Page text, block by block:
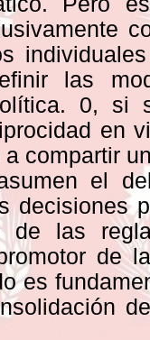
las
0, si
en
compartir
el
decisiones
de las
de
es